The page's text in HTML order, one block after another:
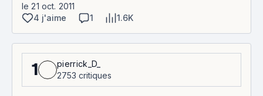
le 21 oct. 2011
4 j'aime
1 1.6K
1
pierrick_D_
2753 critiques